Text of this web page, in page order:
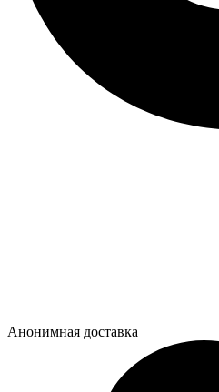
Анонимная доставка